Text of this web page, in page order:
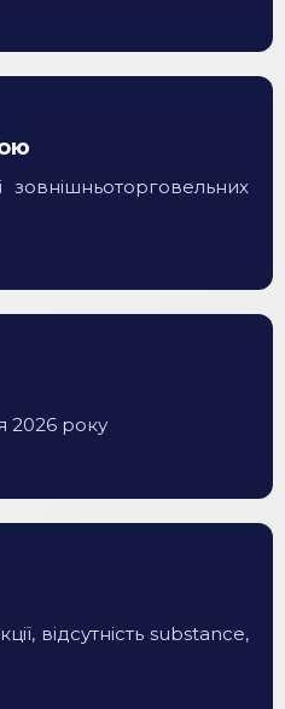
2026 року
відсутність substance,